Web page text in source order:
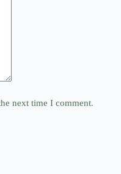
next time I comment.